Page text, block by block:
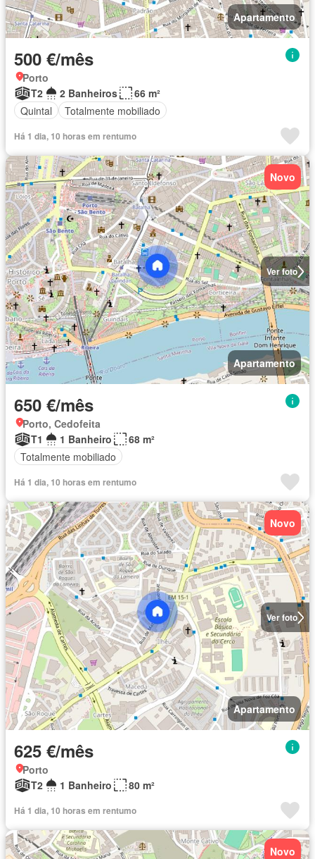
Apartamento
500 €/mês
Porto
T2
2 Banheiros
66 m²
Quintal
Totalmente mobiliado
Há 1 dia, 10 horas em rentumo
Ver foto
Novo
Apartamento
650 €/mês
Porto, Cedofeita
T1
1 Banheiro
68 m²
Totalmente mobiliado
Há 1 dia, 10 horas em rentumo
Ver foto
Novo
Apartamento
625 €/mês
Porto
T2
1 Banheiro 80 m²
Há 1 dia, 10 horas em rentumo
Novo